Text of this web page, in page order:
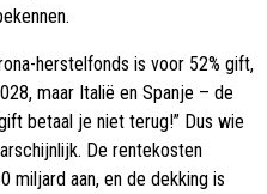
herstelfonds is voor 52% gift,
maar Italië en Spanje – de
betaal je niet terug!” Dus wie
De rentekosten
miljard aan, en de dekking is